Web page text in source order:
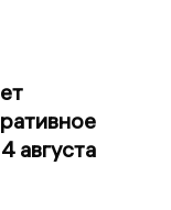
августа